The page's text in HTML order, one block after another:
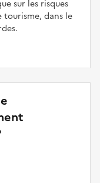
sur les risques
dans le